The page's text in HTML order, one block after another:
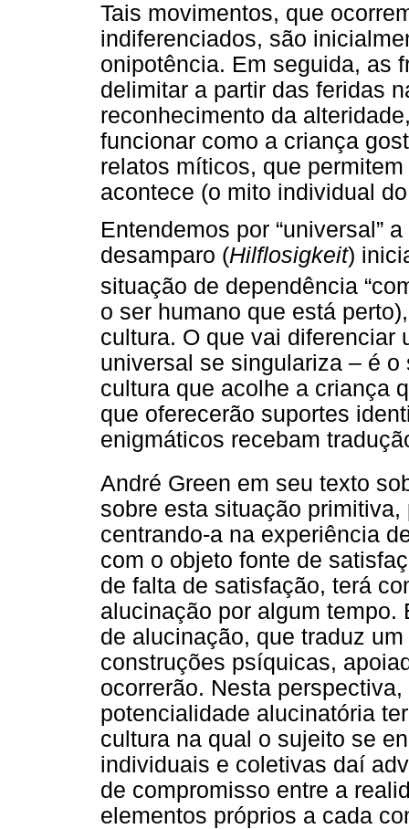
Tais movimentos, que
indiferenciados, são
onipotência. Em seguida, as
delimitar a partir das feridas
reconhecimento da
funcionar como a criança
relatos míticos, que
acontece (o mito individual
Entendemos por “universal”
desamparo (Hilflosigkeit)
situação de dependência
o ser humano que está
cultura. O que vai diferenciar
universal se singulariza – é
cultura que acolhe a criança
que oferecerão suportes
enigmáticos recebam
André Green em seu texto
sobre esta situação
centrando-a na experiência
com o objeto fonte de
de falta de satisfação, terá
alucinação por algum tempo.
de alucinação, que traduz
construções psíquicas,
ocorrerão. Nesta
potencialidade alucinatória
cultura na qual o sujeito se
individuais e coletivas daí
de compromisso entre a
elementos próprios a cada